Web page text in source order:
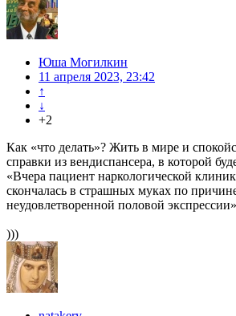
Юша Могилкин
11 апреля 2023, 23:42
↑
↓
+2
Как «что делать»? Жить в мире и
справки из вендиспансера, в которой
«Вчера пациент наркологической
скончалась в страшных муках по
неудовлетворенной половой экспрессии»
)))